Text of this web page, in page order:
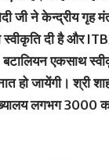
जी ने केन्द्रीय गृह
दी है और
बटालियन एकसाथ
हो जायेंगी। श्री
लगभग 3000